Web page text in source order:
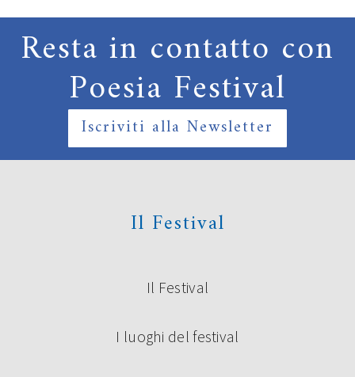
Resta in contatto con
Poesia Festival
Iscriviti alla Newsletter
Il Festival
Il Festival
I luoghi del festival